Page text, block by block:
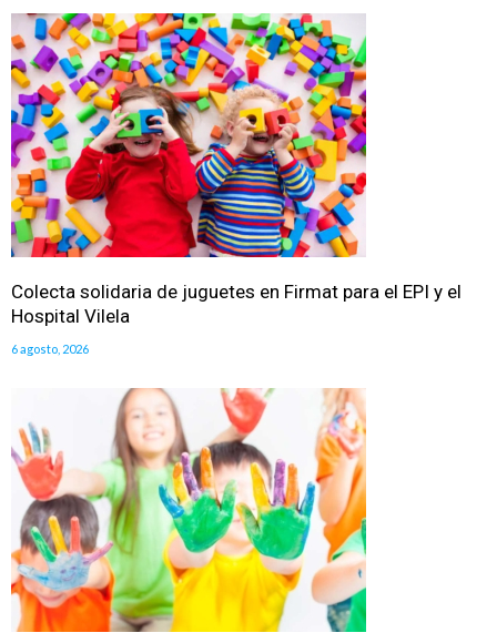
Colecta solidaria de juguetes en Firmat para el EPI y el
Hospital Vilela
6 agosto, 2026